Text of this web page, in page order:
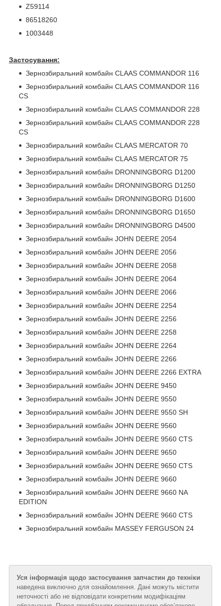
Z59114
86518260
1003448
Застосування:
Зернозбиральний комбайн CLAAS COMMANDOR 116
Зернозбиральний комбайн CLAAS COMMANDOR 116
CS
Зернозбиральний комбайн CLAAS COMMANDOR 228
Зернозбиральний комбайн CLAAS COMMANDOR 228
CS
Зернозбиральний комбайн CLAAS MERCATOR 70
Зернозбиральний комбайн CLAAS MERCATOR 75
Зернозбиральний комбайн DRONNINGBORG D1200
Зернозбиральний комбайн DRONNINGBORG D1250
Зернозбиральний комбайн DRONNINGBORG D1600
Зернозбиральний комбайн DRONNINGBORG D1650
Зернозбиральний комбайн DRONNINGBORG D4500
Зернозбиральний комбайн JOHN DEERE 2054
Зернозбиральний комбайн JOHN DEERE 2056
Зернозбиральний комбайн JOHN DEERE 2058
Зернозбиральний комбайн JOHN DEERE 2064
Зернозбиральний комбайн JOHN DEERE 2066
Зернозбиральний комбайн JOHN DEERE 2254
Зернозбиральний комбайн JOHN DEERE 2256
Зернозбиральний комбайн JOHN DEERE 2258
Зернозбиральний комбайн JOHN DEERE 2264
Зернозбиральний комбайн JOHN DEERE 2266
Зернозбиральний комбайн JOHN DEERE 2266 EXTRA
Зернозбиральний комбайн JOHN DEERE 9450
Зернозбиральний комбайн JOHN DEERE 9550
Зернозбиральний комбайн JOHN DEERE 9550 SH
Зернозбиральний комбайн JOHN DEERE 9560
Зернозбиральний комбайн JOHN DEERE 9560 CTS
Зернозбиральний комбайн JOHN DEERE 9650
Зернозбиральний комбайн JOHN DEERE 9650 CTS
Зернозбиральний комбайн JOHN DEERE 9660
Зернозбиральний комбайн JOHN DEERE 9660 NA
EDITION
Зернозбиральний комбайн JOHN DEERE 9660 CTS
Зернозбиральний комбайн MASSEY FERGUSON 24
Уся інформація щодо застосування запчастин до техніки
наведена виключно для ознайомлення. Дані можуть містити
неточності або не відповідати конкретним модифікаціям